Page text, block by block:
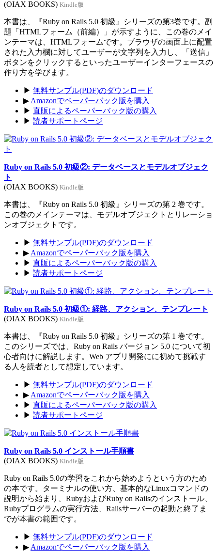
(OIAX BOOKS) Kindle版
本書は、『Ruby on Rails 5.0 初級』シリーズの第3巻です。副
題「HTMLフォーム（前編）」が示すように、この巻のメイ
ンテーマは、HTMLフォームです。ブラウザの画面上に配置
された入力欄に対してユーザーが文字列を入力し、「送信」
ボタンをクリックするといったユーザーインターフェースの
作り方を学びます。
▶ 無料サンプル(PDF)のダウンロード
▶ Amazonでペーパーバック版を購入
▶ 直販によるペーパーバック版の購入
▶ 読者サポートページ
Ruby on Rails 5.0 初級②: データベースとモデルオブジェク
ト
(OIAX BOOKS) Kindle版
本書は、『Ruby on Rails 5.0 初級』シリーズの第 2 巻です。
この巻のメインテーマは、モデルオブジェクトとリレーショ
ンオブジェクトです。
▶ 無料サンプル(PDF)のダウンロード
▶ Amazonでペーパーバック版を購入
▶ 直販によるペーパーバック版の購入
▶ 読者サポートページ
Ruby on Rails 5.0 初級①: 経路、アクション、テンプレート
(OIAX BOOKS) Kindle版
本書は、『Ruby on Rails 5.0 初級』シリーズの第 1 巻です。
このシリーズでは、Ruby on Rails バージョン 5.0 について初
心者向けに解説します。Web アプリ開発にに初めて挑戦す
る人を読者として想定しています。
▶ 無料サンプル(PDF)のダウンロード
▶ Amazonでペーパーバック版を購入
▶ 直販によるペーパーバック版の購入
▶ 読者サポートページ
Ruby on Rails 5.0 インストール手順書
(OIAX BOOKS) Kindle版
Ruby on Rails 5.0の学習をこれから始めようという方のため
の本です。ターミナルの使い方、基本的なLinuxコマンドの
説明から始まり、RubyおよびRuby on Railsのインストール、
Rubyプログラムの実行方法、Railsサーバーの起動と終了ま
でが本書の範囲です。
▶ 無料サンプル(PDF)のダウンロード
▶ Amazonでペーパーバック版を購入